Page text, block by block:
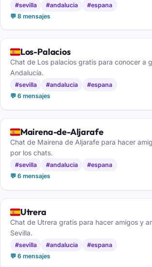
#sevilla #andalucia
#espana
💬 8 mensajes
🇪🇸Los-Palacios
Chat de Los palacios gratis para conocer a
Andalucía.
#sevilla #andalucia
#espana
💬 6 mensajes
🇪🇸Mairena-de-Aljarafe
Chat de Mairena de Aljarafe para hacer
por los chats.
#sevilla #andalucia
#espana
💬 6 mensajes
🇪🇸Utrera
Chat de Utrera gratis para hacer amigos y
Sevilla.
#sevilla #andalucia
#espana
💬 6 mensajes